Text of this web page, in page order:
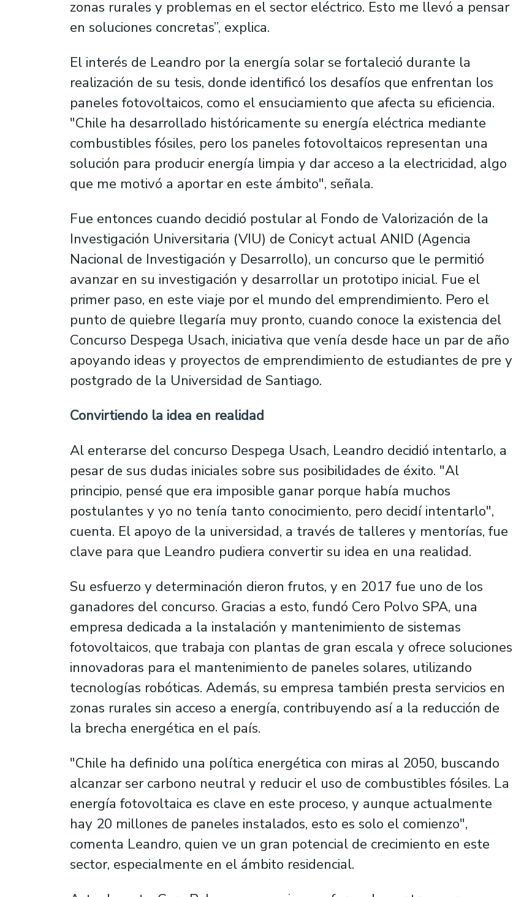
zonas rurales y problemas en el sector eléctrico. Esto me llevó a pensar
en soluciones concretas”, explica.
El interés de Leandro por la energía solar se fortaleció durante la
realización de su tesis, donde identificó los desafíos que enfrentan los
paneles fotovoltaicos, como el ensuciamiento que afecta su eficiencia.
"Chile ha desarrollado históricamente su energía eléctrica mediante
combustibles fósiles, pero los paneles fotovoltaicos representan una
solución para producir energía limpia y dar acceso a la electricidad, algo
que me motivó a aportar en este ámbito", señala.
Fue entonces cuando decidió postular al Fondo de Valorización de la
Investigación Universitaria (VIU) de Conicyt actual ANID (Agencia
Nacional de Investigación y Desarrollo), un concurso que le permitió
avanzar en su investigación y desarrollar un prototipo inicial. Fue el
primer paso, en este viaje por el mundo del emprendimiento. Pero el
punto de quiebre llegaría muy pronto, cuando conoce la existencia del
Concurso Despega Usach, iniciativa que venía desde hace un par de año
apoyando ideas y proyectos de emprendimiento de estudiantes de pre y
postgrado de la Universidad de Santiago.
Convirtiendo la idea en realidad
Al enterarse del concurso Despega Usach, Leandro decidió intentarlo, a
pesar de sus dudas iniciales sobre sus posibilidades de éxito. "Al
principio, pensé que era imposible ganar porque había muchos
postulantes y yo no tenía tanto conocimiento, pero decidí intentarlo",
cuenta. El apoyo de la universidad, a través de talleres y mentorías, fue
clave para que Leandro pudiera convertir su idea en una realidad.
Su esfuerzo y determinación dieron frutos, y en 2017 fue uno de los
ganadores del concurso. Gracias a esto, fundó Cero Polvo SPA, una
empresa dedicada a la instalación y mantenimiento de sistemas
fotovoltaicos, que trabaja con plantas de gran escala y ofrece soluciones
innovadoras para el mantenimiento de paneles solares, utilizando
tecnologías robóticas. Además, su empresa también presta servicios en
zonas rurales sin acceso a energía, contribuyendo así a la reducción de
la brecha energética en el país.
"Chile ha definido una política energética con miras al 2050, buscando
alcanzar ser carbono neutral y reducir el uso de combustibles fósiles. La
energía fotovoltaica es clave en este proceso, y aunque actualmente
hay 20 millones de paneles instalados, esto es solo el comienzo",
comenta Leandro, quien ve un gran potencial de crecimiento en este
sector, especialmente en el ámbito residencial.